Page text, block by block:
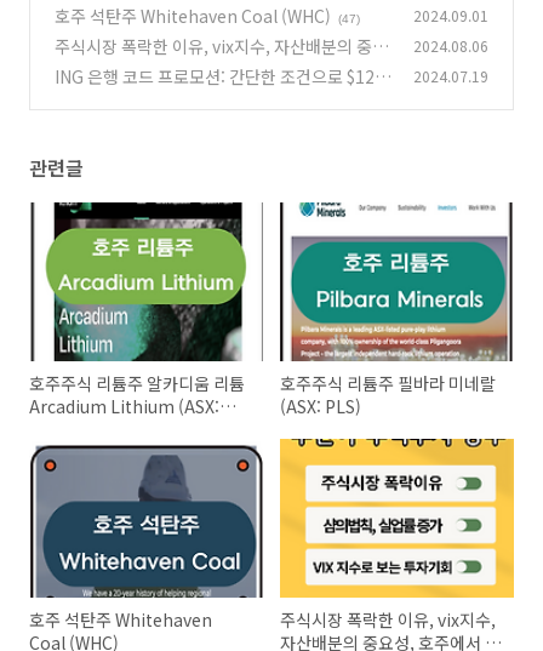
호주 석탄주 Whitehaven Coal (WHC) (47) 2024.09.01
주식시장 폭락한 이유, vix지수, 자산배분의 중요
성, 호주에서 미국주식 투자 앱 (65)
2024.08.06
ING 은행 코드 프로모션: 간단한 조건으로 $125
2024.07.19
관련글
호주주식 리튬주 알카디움 리튬
Arcadium Lithium (ASX:
호주주식 리튬주 필바라 미네랄
(ASX: PLS)
호주 석탄주 Whitehaven
Coal (WHC)
주식시장 폭락한 이유, vix지수,
자산배분의 중요성, 호주에서 미